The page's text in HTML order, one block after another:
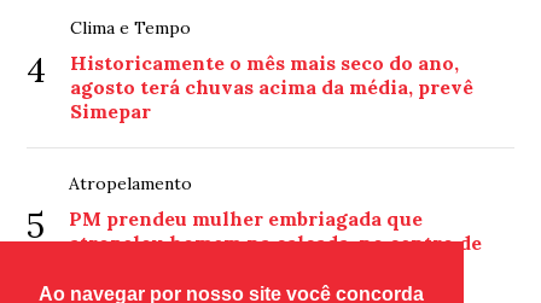
Ao navegar por nosso site você concorda
4
Clima e Tempo
Historicamente o mês mais seco do ano,
agosto terá chuvas acima da média, prevê
Simepar
5
Atropelamento
PM prendeu mulher embriagada que
atropelou homem na calçada, no centro de